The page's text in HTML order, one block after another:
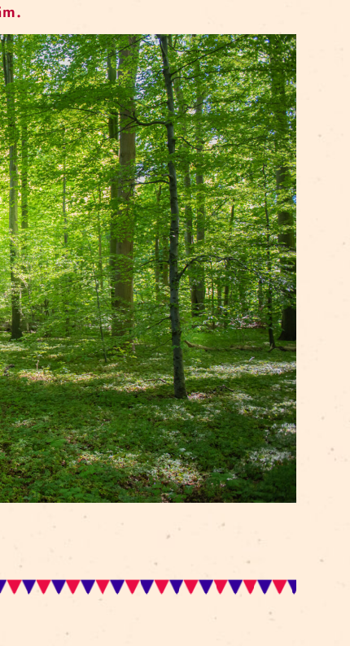
kurā satikties jauniešiem,
un apgūtu mākslas aktīvismu
pārmaiņām.